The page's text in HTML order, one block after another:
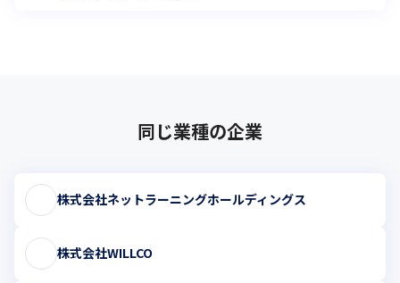
同じ業種の企業
株式会社ネットラーニングホールディングス
株式会社WILLCO